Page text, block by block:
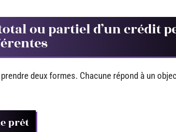
ou partiel d’un crédit
deux formes. Chacune répond à un
prêt